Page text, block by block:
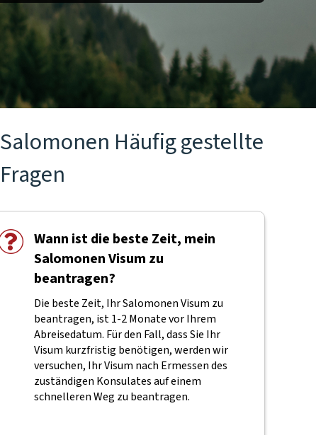
Salomonen Häufig gestellte
Fragen
Wann ist die beste Zeit, mein
Salomonen Visum zu
beantragen?
Die beste Zeit, Ihr Salomonen Visum zu
beantragen, ist 1-2 Monate vor Ihrem
Abreisedatum. Für den Fall, dass Sie Ihr
Visum kurzfristig benötigen, werden wir
versuchen, Ihr Visum nach Ermessen des
zuständigen Konsulates auf einem
schnelleren Weg zu beantragen.